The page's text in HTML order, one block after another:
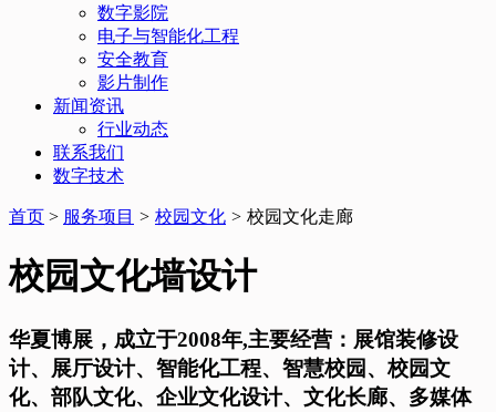
数字影院
电子与智能化工程
安全教育
影片制作
新闻资讯
行业动态
联系我们
数字技术
首页 > 服务项目 > 校园文化 > 校园文化走廊
校园文化墙设计
华夏博展，成立于2008年,主要经营：展馆装修设
计、展厅设计、智能化工程、智慧校园、校园文
化、部队文化、企业文化设计、文化长廊、多媒体